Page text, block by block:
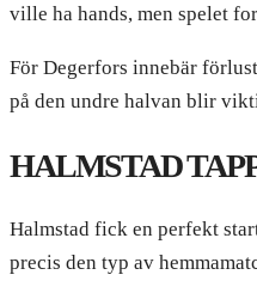
ville ha hands, men spelet
För Degerfors innebär
på den undre halvan blir
HALMSTAD
Halmstad fick en perfekt
precis den typ av